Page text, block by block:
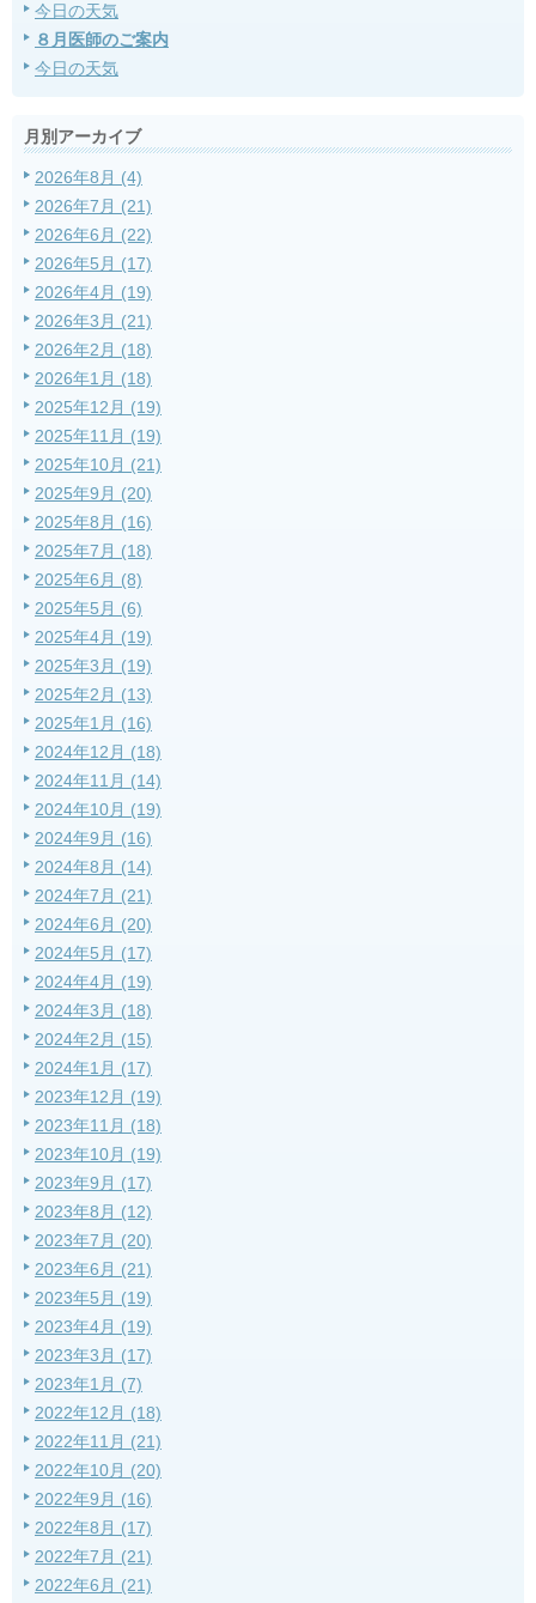
今日の天気
８月医師のご案内
今日の天気
月別アーカイブ
2026年8月 (4)
2026年7月 (21)
2026年6月 (22)
2026年5月 (17)
2026年4月 (19)
2026年3月 (21)
2026年2月 (18)
2026年1月 (18)
2025年12月 (19)
2025年11月 (19)
2025年10月 (21)
2025年9月 (20)
2025年8月 (16)
2025年7月 (18)
2025年6月 (8)
2025年5月 (6)
2025年4月 (19)
2025年3月 (19)
2025年2月 (13)
2025年1月 (16)
2024年12月 (18)
2024年11月 (14)
2024年10月 (19)
2024年9月 (16)
2024年8月 (14)
2024年7月 (21)
2024年6月 (20)
2024年5月 (17)
2024年4月 (19)
2024年3月 (18)
2024年2月 (15)
2024年1月 (17)
2023年12月 (19)
2023年11月 (18)
2023年10月 (19)
2023年9月 (17)
2023年8月 (12)
2023年7月 (20)
2023年6月 (21)
2023年5月 (19)
2023年4月 (19)
2023年3月 (17)
2023年1月 (7)
2022年12月 (18)
2022年11月 (21)
2022年10月 (20)
2022年9月 (16)
2022年8月 (17)
2022年7月 (21)
2022年6月 (21)